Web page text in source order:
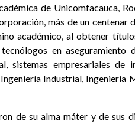
de Unicomfacauca,
más de un centenar
académico, al obtener
en aseguramiento
sistemas empresariales de
Industrial, Ingeniería
de su alma máter y de sus